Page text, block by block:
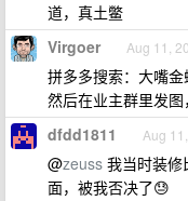
道，真土鳖
Virgoer Aug 11,
拼多多搜索：大嘴金
然后在业主群里发图
dfdd1811 Aug
@zeuss 我当时装修
面，被我否决了😓